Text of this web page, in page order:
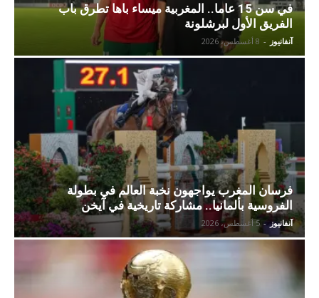
في سن 15 عاما.. المغربية ميساء باها تطرق باب
الفريق الأول لبرشلونة
آنفانيوز - 8 أغسطس، 2026
فرسان المغرب يواجهون نخبة العالم في بطولة
الفروسية بألمانيا.. مشاركة تاريخية في آيخن
آنفانيوز - 5 أغسطس، 2026